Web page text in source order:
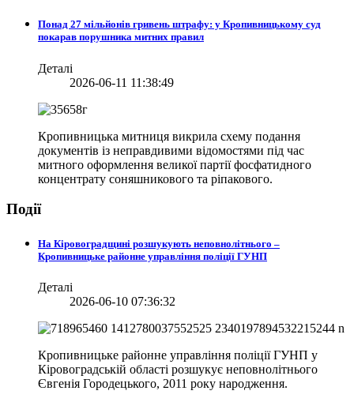
Понад 27 мільйонів гривень штрафу: у Кропивницькому суд
покарав порушника митних правил
Деталі
2026-06-11 11:38:49
Кропивницька митниця викрила схему подання
документів із неправдивими відомостями під час
митного оформлення великої партії фосфатидного
концентрату соняшникового та ріпакового.
Події
На Кіровоградщині розшукують неповнолітнього –
Кропивницьке районне управління поліції ГУНП
Деталі
2026-06-10 07:36:32
Кропивницьке районне управління поліції ГУНП у
Кіровоградській області розшукує неповнолітнього
Євгенія Городецького, 2011 року народження.